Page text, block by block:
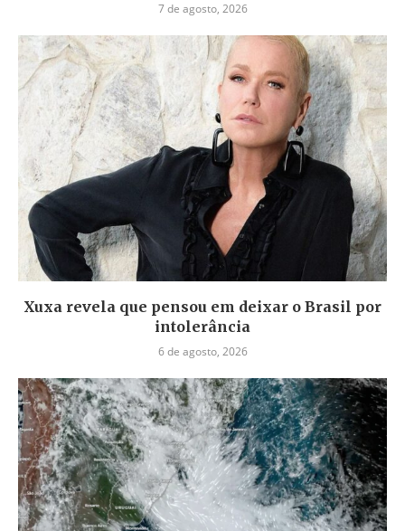
7 de agosto, 2026
Xuxa revela que pensou em deixar o Brasil por
intolerância
6 de agosto, 2026